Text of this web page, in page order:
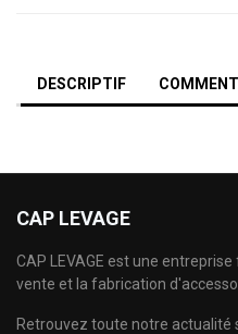
DESCRIPTIF
CAP LEVAGE
CAP LEVAGE est une
vente et la fabrication
Retrouvez toute notre actualité